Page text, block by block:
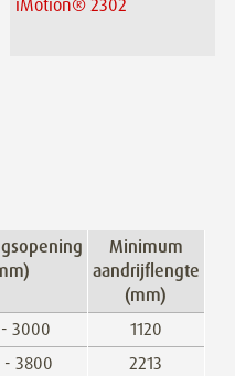
iMotion® 2302
Minimum
aandrijflengte
(mm)
3000
1120
- 3800 2213